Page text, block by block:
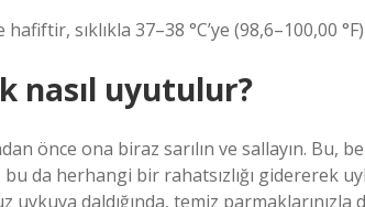
sıklıkla 37–38 °C’ye (98,6–100,00
nasıl uyutulur?
önce ona biraz sarılın ve sallayın. Bu,
da herhangi bir rahatsızlığı gidererek
daldığında, temiz parmaklarınızla